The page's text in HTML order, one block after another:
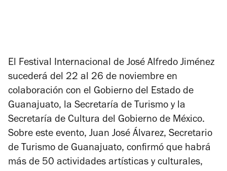
El Festival Internacional de José Alfredo Jiménez
sucederá del 22 al 26 de noviembre en
colaboración con el Gobierno del Estado de
Guanajuato, la Secretaría de Turismo y la
Secretaría de Cultura del Gobierno de México.
Sobre este evento, Juan José Álvarez, Secretario
de Turismo de Guanajuato, confirmó que habrá
más de 50 actividades artísticas y culturales,